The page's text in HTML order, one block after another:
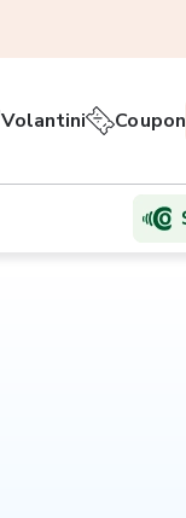
Volantini Coupon